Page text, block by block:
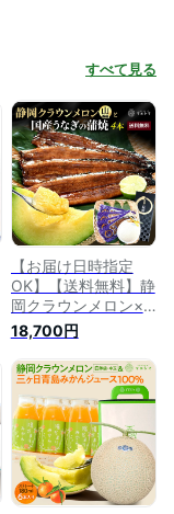
すべて見る
【お届け日時指定
OK】【送料無料】静
岡クラウンメロン×
うなぎ蒲焼 (クラウ
ンメロン山等級 1玉
(静岡県産) うなぎ蒲
焼 4本)ガラス温室栽
培
18,700円